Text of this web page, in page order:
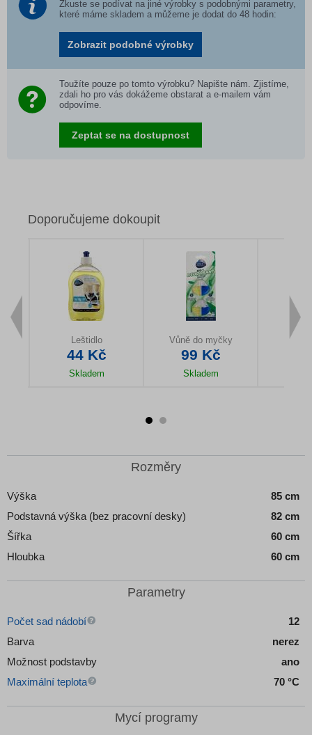
Zkuste se podívat na jiné výrobky s podobnými parametry,
které máme skladem a můžeme je dodat do 48 hodin:
Zobrazit podobné výrobky
Toužíte pouze po tomto výrobku? Napište nám. Zjistíme,
zdali ho pro vás dokážeme obstarat a e-mailem vám
odpovíme.
Zeptat se na dostupnost
Doporučujeme dokoupit
Leštidlo
44 Kč
Skladem
Vůně do myčky
99 Kč
Skladem
Rozměry
Výška
85 cm
Podstavná výška (bez pracovní desky)
82 cm
Šířka
60 cm
Hloubka
60 cm
Parametry
Počet sad nádobí
12
Barva
nerez
Možnost podstavby
ano
Maximální teplota
70 °C
Mycí programy